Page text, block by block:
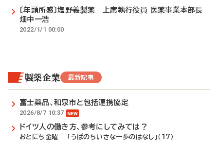
〔年頭所感〕塩野義製薬 上席執行役員 医薬事業本部長
畑中一浩
2022/1/1 00:00
製薬企業 最新記事
富士薬品、和泉市と包括連携協定
2026/8/7 10:37
ドイツ人の働き方、参考にしてみては？
おとにち金曜 「うぱのちいさな一歩のはなし」（17）